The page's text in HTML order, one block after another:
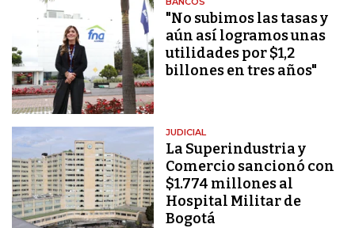
"No subimos las tasas y
aún así logramos unas
utilidades por $1,2
billones en tres años"
JUDICIAL
La Superindustria y
Comercio sancionó con
$1.774 millones al
Hospital Militar de
Bogotá